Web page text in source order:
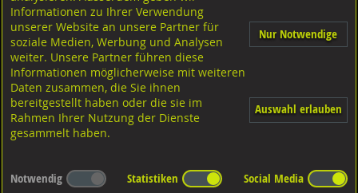
Informationen zu Ihrer Verwendung
unserer Website an unsere Partner für
soziale Medien, Werbung und Analysen
weiter. Unsere Partner führen diese
Informationen möglicherweise mit weiteren
Daten zusammen, die Sie ihnen
bereitgestellt haben oder die sie im
Rahmen Ihrer Nutzung der Dienste
gesammelt haben.
Nur Notwendige
Auswahl erlauben
Notwendig Statistiken
Social Media